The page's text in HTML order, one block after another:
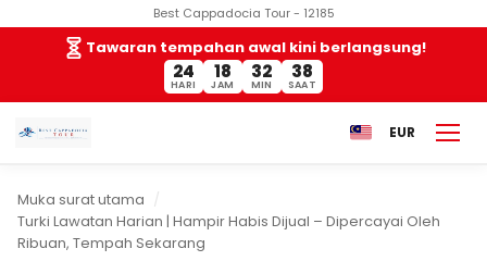
Best Cappadocia Tour - 12185
Tawaran tempahan awal kini berlangsung!
24
HARI
18
JAM
32
MIN
38
SAAT
EUR
Muka surat utama
Turki Lawatan Harian | Hampir Habis Dijual – Dipercayai Oleh
Ribuan, Tempah Sekarang